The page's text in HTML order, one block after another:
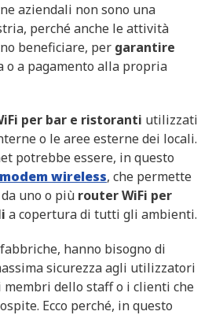
aziendali non sono una
perché anche le attività
beneficiare, per garantire
o a pagamento alla propria
per bar e ristoranti utilizzati
o le aree esterne dei locali.
potrebbe essere, in questo
modem wireless, che permette
da uno o più router WiFi per
a copertura di tutti gli ambienti.
hanno bisogno di
sicurezza agli utilizzatori
membri dello staff o i clienti che
Ecco perché, in questo